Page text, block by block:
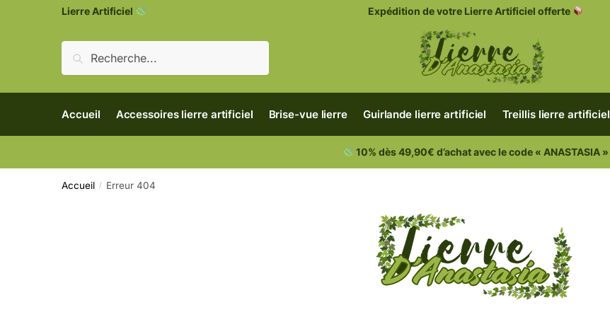
Lierre Artificiel Expédition de votre Lierre Artificiel offerte
Recherche
Accueil Accessoires lierre artificiel Brise-vue lierre Guirlande lierre artificiel Treillis lierre artificiel
10% dès 49,90€ d’achat avec le code « ANASTASIA »
Accueil / Erreur 404